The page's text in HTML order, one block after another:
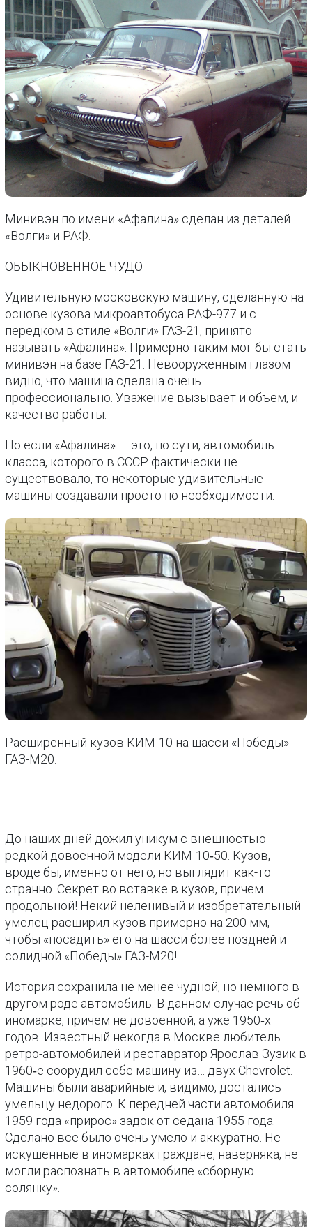
Минивэн по имени «Афалина» сделан из деталей
«Волги» и РАФ.
ОБЫКНОВЕННОЕ ЧУДО
Удивительную московскую машину, сделанную на
основе кузова микроавтобуса РАФ-977 и с
передком в стиле «Волги» ГАЗ-21, принято
называть «Афалина». Примерно таким мог бы стать
минивэн на базе ГАЗ-21. Невооруженным глазом
видно, что машина сделана очень
профессионально. Уважение вызывает и объем, и
качество работы.
Но если «Афалина» — это, по сути, автомобиль
класса, которого в СССР фактически не
существовало, то некоторые удивительные
машины создавали просто по необходимости.
Расширенный кузов КИМ-10 на шасси «Победы»
ГАЗ-М20.
До наших дней дожил уникум с внешностью
редкой довоенной модели КИМ-10‑50. Кузов,
вроде бы, именно от него, но выглядит как-то
странно. Секрет во вставке в кузов, причем
продольной! Некий неленивый и изобретательный
умелец расширил кузов примерно на 200 мм,
чтобы «посадить» его на шасси более поздней и
солидной «Победы» ГАЗ-М20!
История сохранила не менее чудной, но немного в
другом роде автомобиль. В данном случае речь об
иномарке, причем не довоенной, а уже 1950‑х
годов. Известный некогда в Москве любитель
ретро-автомобилей и реставратор Ярослав Зузик в
1960‑е соорудил себе машину из… двух Chevrolet.
Машины были аварийные и, видимо, достались
умельцу недорого. К передней части автомобиля
1959 года «прирос» задок от седана 1955 года.
Сделано все было очень умело и аккуратно. Не
искушенные в иномарках граждане, наверняка, не
могли распознать в автомобиле «сборную
солянку».